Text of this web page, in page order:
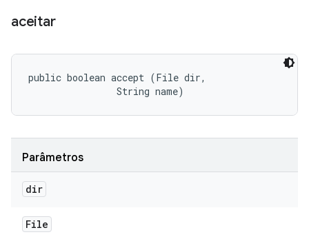
aceitar
public boolean accept (File dir,
                String name)
Parâmetros
dir
File